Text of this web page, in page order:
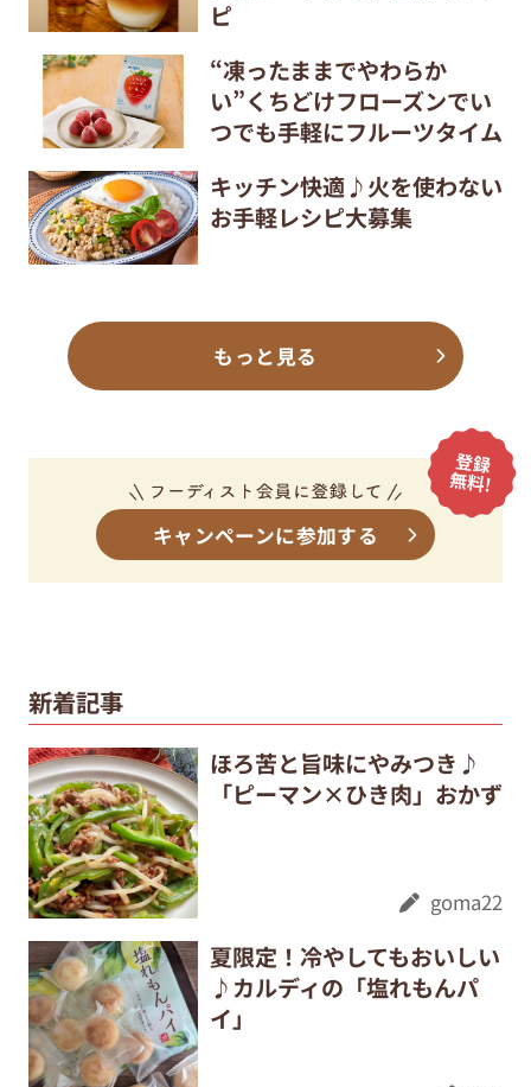
ピ
“凍ったままでやわらか
い”くちどけフローズンでい
つでも手軽にフルーツタイム
キッチン快適♪火を使わない
お手軽レシピ大募集
もっと見る
キャンペーンに参加する
新着記事
ほろ苦と旨味にやみつき♪
「ピーマン×ひき肉」おかず
goma22
夏限定！冷やしてもおいしい
♪カルディの「塩れもんパ
イ」